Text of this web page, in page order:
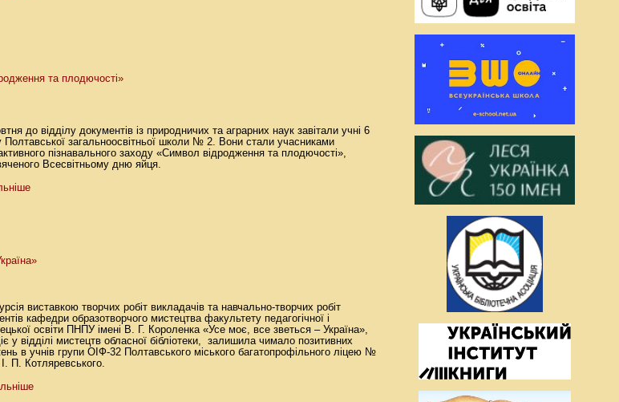
та плодючості»
до відділу документів із природничих та аграрних наук завітали учні 6
Полтавської загальноосвітньої школи № 2. Вони стали учасниками
пізнавального заходу «Символ відродження та плодючості»,
Всесвітньому дню яйця.
виставкою творчих робіт викладачів та навчально-творчих робіт
кафедри образотворчого мистецтва факультету педагогічної і
освіти ПНПУ імені В. Г. Короленка «Усе моє, все зветься – Україна»,
у відділі мистецтв обласної бібліотеки, залишила чимало позитивних
в учнів групи ОІФ-32 Полтавського міського багатопрофільного ліцею №
І. П. Котляревського.